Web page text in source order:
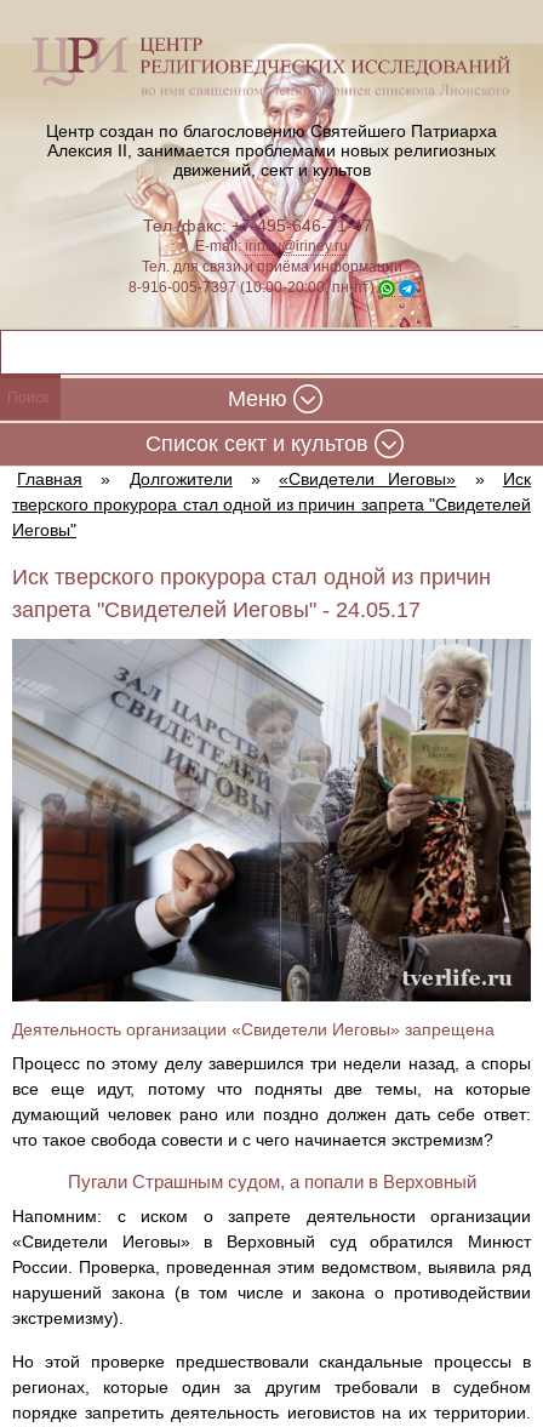
Центр создан по благословению Святейшего Патриарха
Алексия II, занимается проблемами новых религиозных
движений, сект и культов
Тел./факс: +7-495-646-71-47
E-mail:iriney@iriney.ru
Тел. для связи и приёма информации
8-916-005-7397 (10:00-20:00, пн-пт)
Меню
Cписок сект и культов
Главная » Долгожители » «Свидетели Иеговы» »
Иск
тверского прокурора стал одной из причин запрета "Свидетелей
Иеговы"
Иск тверского прокурора стал одной из причин
запрета "Свидетелей Иеговы" - 24.05.17
Деятельность организации «Свидетели Иеговы» запрещена
Процесс по этому делу завершился три недели назад, а споры
все еще идут, потому что подняты две темы, на которые
думающий человек рано или поздно должен дать себе ответ:
что такое свобода совести и с чего начинается экстремизм?
Пугали Страшным судом, а попали в Верховный
Напомним: с иском о запрете деятельности организации
«Свидетели Иеговы» в Верховный суд обратился Минюст
России. Проверка, проведенная этим ведомством, выявила ряд
нарушений закона (в том числе и закона о противодействии
экстремизму).
Но этой проверке предшествовали скандальные процессы в
регионах, которые один за другим требовали в судебном
порядке запретить деятельность иеговистов на их территории.